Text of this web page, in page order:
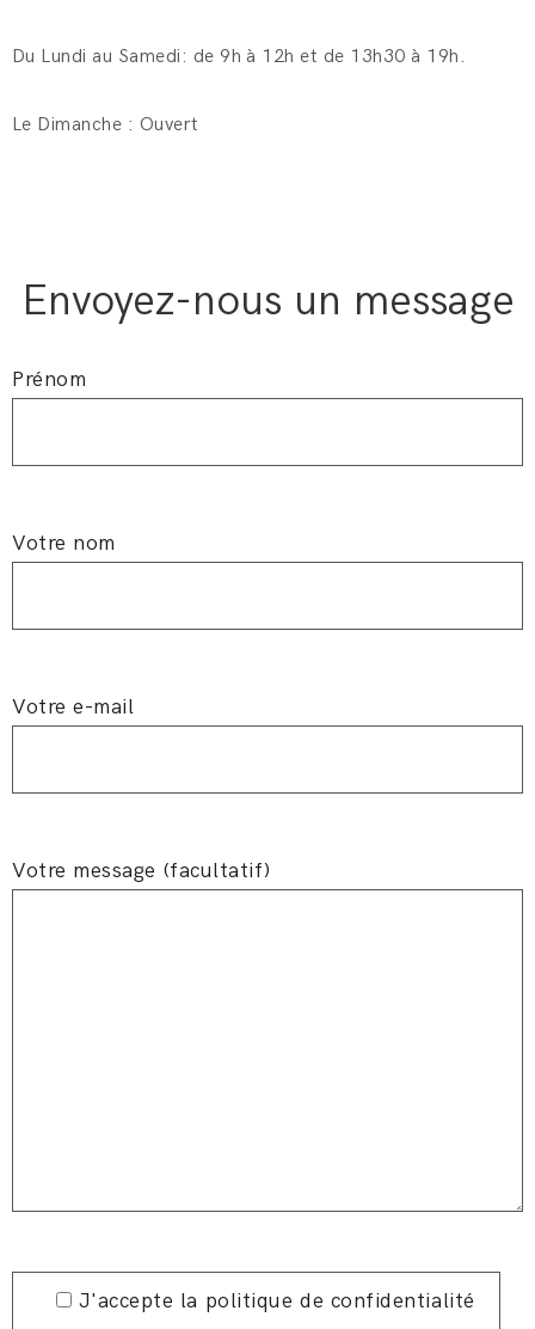
Du Lundi au Samedi: de 9h à 12h et de 13h30 à 19h.
Le Dimanche : Ouvert
Envoyez-nous un message
Prénom
Votre nom
Votre e-mail
Votre message (facultatif)
J'accepte la politique de confidentialité